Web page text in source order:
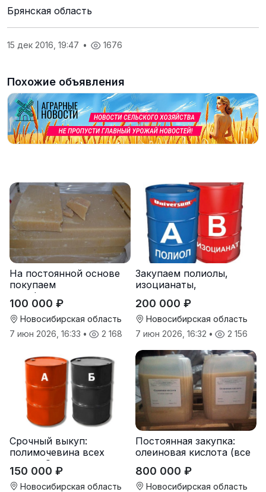
Брянская область
15 дек 2016, 19:47 • 1676
Похожие объявления
На постоянной основе
покупаем
парафиносодержащие
продукты
100 000 ₽
Новосибирская область
7 июн 2026, 16:33 • 2 168
Закупаем полиолы,
изоцианаты,
пенополиуретана (ППУ)
200 000 ₽
Новосибирская область
7 июн 2026, 16:32 • 2 156
Срочный выкуп:
полимочевина всех
типов, Эластоплан,
Экстраплан
150 000 ₽
Новосибирская область
Постоянная закупка:
олеиновая кислота (все
просрочка)
800 000 ₽
Новосибирская область